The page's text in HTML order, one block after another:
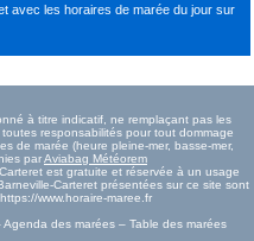
avec les horaires de marée du joursur
à titre indicatif, ne remplaçant pas les
responsabilités pour tout dommage
de marée (heure pleine-mer, basse-mer,
parAviabag Météorem
est gratuite et réservée à un usage
Carteret présentées sur ce site sont
www.horaire-maree.fr
des marées – Table des marées